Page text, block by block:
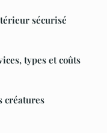
sécurisé
types et coûts
créatures